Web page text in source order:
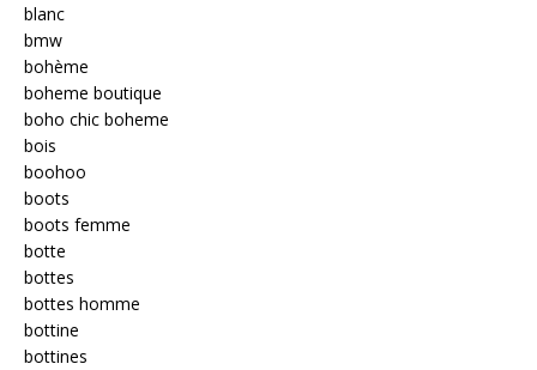
blanc
bmw
bohème
boheme boutique
boho chic boheme
bois
boohoo
boots
boots femme
botte
bottes
bottes homme
bottine
bottines